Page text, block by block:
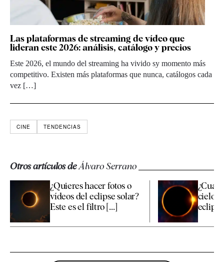
Las plataformas de streaming de vídeo que
lideran este 2026: análisis, catálogo y precios
Este 2026, el mundo del streaming ha vivido sy momento más
competitivo. Existen más plataformas que nunca, catálogos cada
vez […]
CINE TENDENCIAS
Otros artículos deÁlvaro Serrano
¿Quieres hacer fotos o
vídeos del eclipse solar?
Este es el filtro [...]
cielo